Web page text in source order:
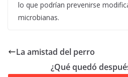
lo que podrían prevenirse
microbianas.
La amistad del perro
¿Qué quedó